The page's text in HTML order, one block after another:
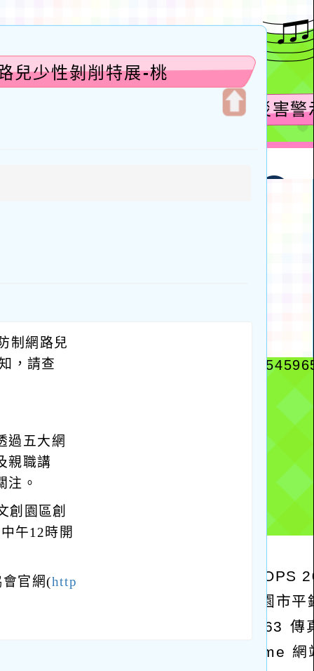
兒少性剝削特展-桃
制網路兒
，請查
過五大網
親職講
注。
創園區創
午12時開
會官網(http